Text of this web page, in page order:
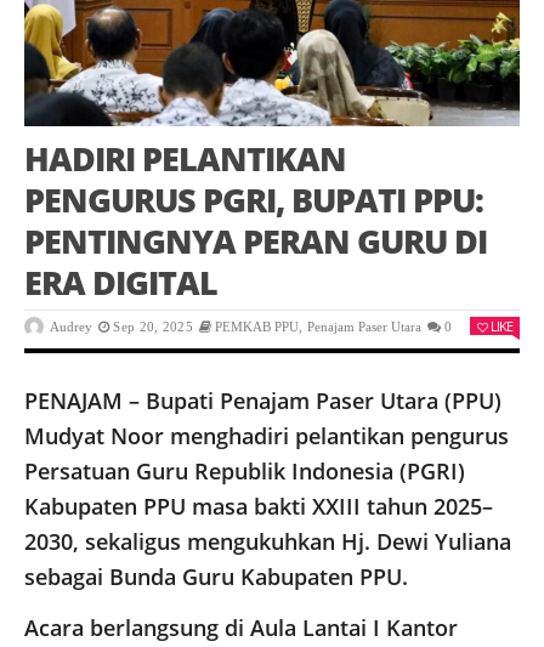
HADIRI PELANTIKAN
PENGURUS PGRI, BUPATI PPU:
PENTINGNYA PERAN GURU DI
ERA DIGITAL
Audrey Sep 20, 2025 PEMKAB PPU Penajam Paser Utara 0 LIKE
PENAJAM – Bupati Penajam Paser Utara (PPU)
Mudyat Noor menghadiri pelantikan pengurus
Persatuan Guru Republik Indonesia (PGRI)
Kabupaten PPU masa bakti XXIII tahun 2025–
2030, sekaligus mengukuhkan Hj. Dewi Yuliana
sebagai Bunda Guru Kabupaten PPU.
Acara berlangsung di Aula Lantai I Kantor